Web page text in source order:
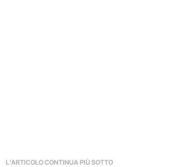
L'ARTICOLO CONTINUA PIÙ SOTTO